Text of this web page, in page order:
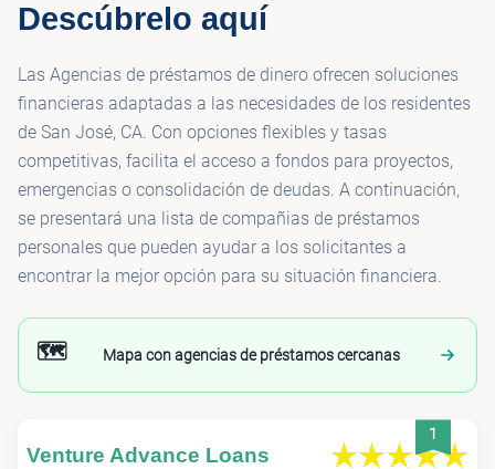
Descúbrelo aquí
Las Agencias de préstamos de dinero ofrecen soluciones
financieras adaptadas a las necesidades de los residentes
de San José, CA. Con opciones flexibles y tasas
competitivas, facilita el acceso a fondos para proyectos,
emergencias o consolidación de deudas. A continuación,
se presentará una lista de compañias de préstamos
personales que pueden ayudar a los solicitantes a
encontrar la mejor opción para su situación financiera.
🗺️ Mapa con agencias de préstamos cercanas
1
Venture Advance Loans